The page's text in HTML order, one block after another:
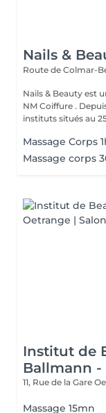
Nails &
Route de Colmar-
Nails & Beauty est
NM Coiffure .
instituts situés au
Massage Corps
Massage corps
Institut de
Ballmann -
11, Rue de la Gare
Massage 15mn